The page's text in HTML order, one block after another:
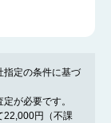
指定の条件に基づ
が必要です。
22,000円（不課